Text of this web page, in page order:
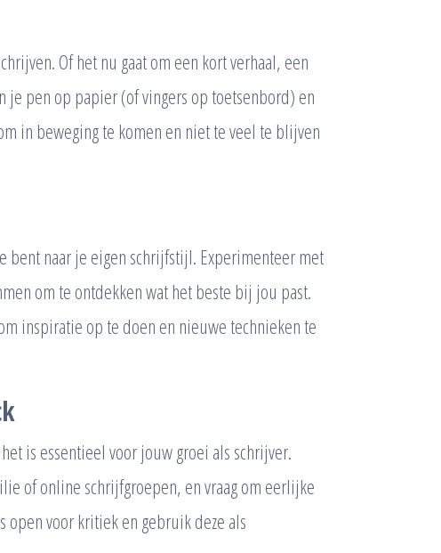
Of het nu gaat om een kort verhaal, een
je pen op papier (of vingers op toetsenbord) en
in beweging te komen en niet te veel te blijven
bent naar je eigen schrijfstijl. Experimenteer met
om te ontdekken wat het beste bij jou past.
inspiratie op te doen en nieuwe technieken te
is essentieel voor jouw groei als schrijver.
of online schrijfgroepen, en vraag om eerlijke
open voor kritiek en gebruik deze als